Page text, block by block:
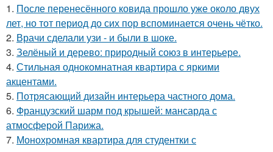
1. После перенесённого ковида прошло уже около двух
лет, но тот период до сих пор вспоминается очень чётко.
2. Врачи сделали узи - и были в шоке.
3. Зелёный и дерево: природный союз в интерьере.
4. Стильная однокомнатная квартира с яркими
акцентами.
5. Потрясающий дизайн интерьера частного дома.
6. Французский шарм под крышей: мансарда с
атмосферой Парижа.
7. Монохромная квартира для студентки с